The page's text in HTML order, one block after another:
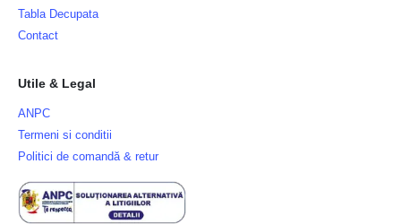
Tabla Decupata
Contact
Utile & Legal
ANPC
Termeni si conditii
Politici de comandă & retur